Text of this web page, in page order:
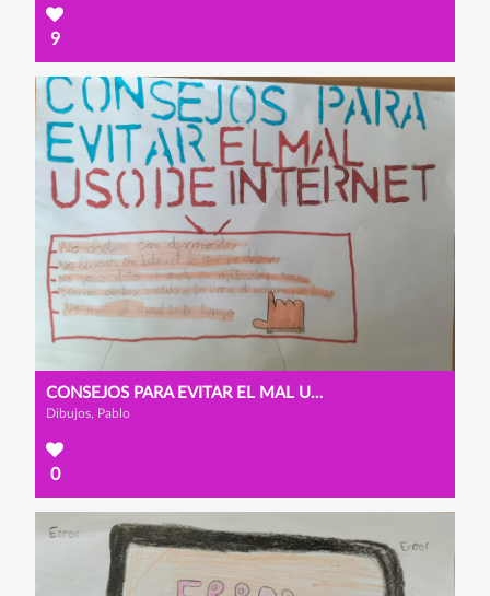
9
CONSEJOS PARA EVITAR EL MAL USO DE INTERNET
Dibujos, Pablo
0